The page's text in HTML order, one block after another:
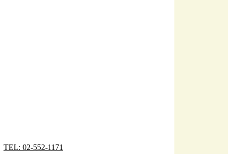
TEL: 02-552-1171